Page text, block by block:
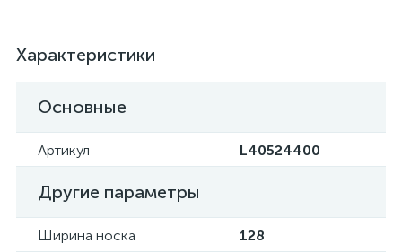
Характеристики
Основные
Артикул L40524400
Другие параметры
Ширина носка
128